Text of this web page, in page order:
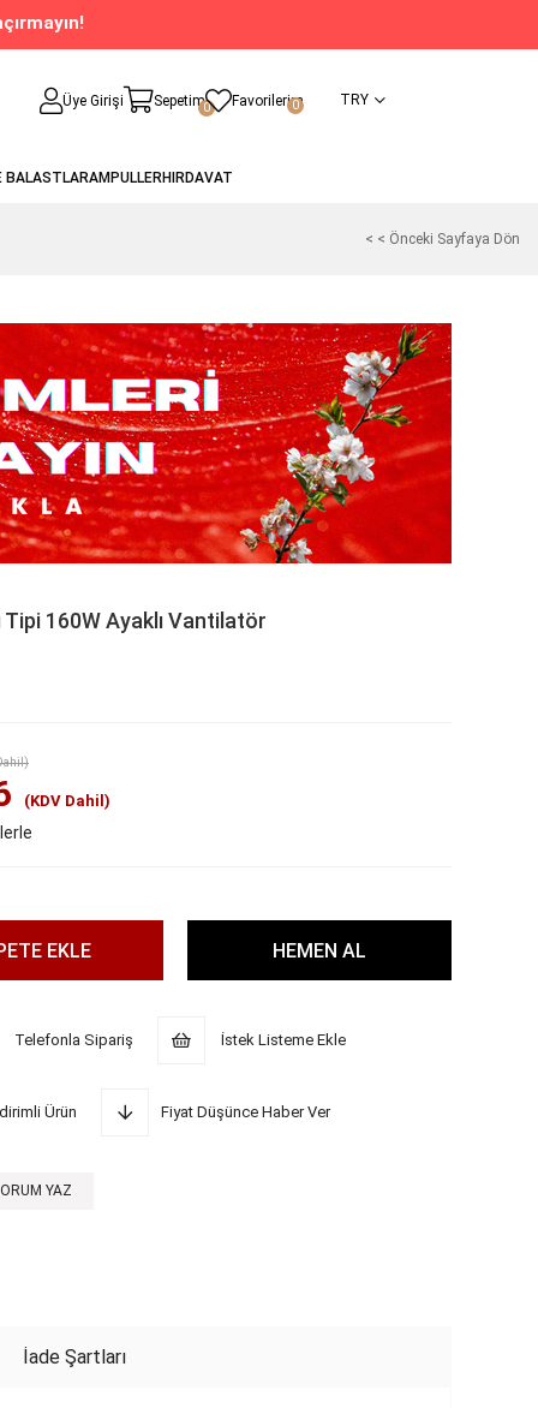
Üye Girişi Sepetim0 Favorilerim
0 TRY
BALASTLARAMPULLERHIRDAVAT
< < Önceki Sayfaya Dön
Tipi 160W Ayaklı Vantilatör
(KDV Dahil)
Telefonla Sipariş İstek Listeme Ekle
Ürün Fiyat Düşünce Haber Ver
YAZ
İade Şartları